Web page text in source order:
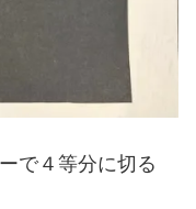
で４等分に切る